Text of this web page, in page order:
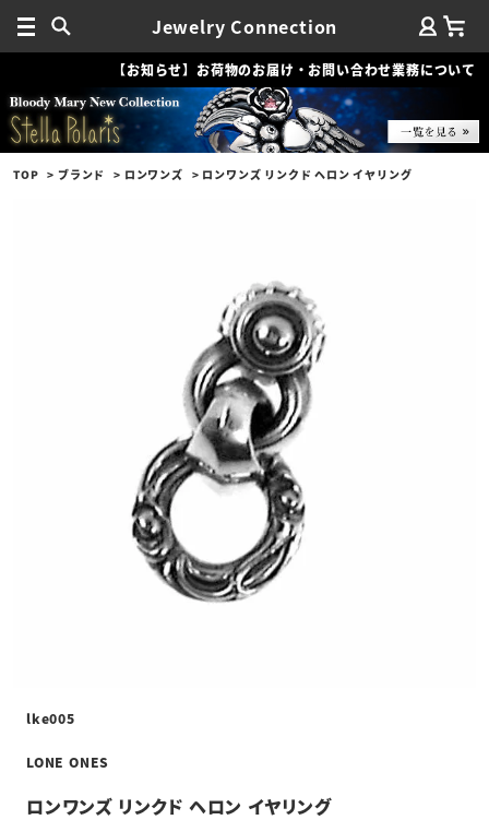
Jewelry Connection
【お知らせ】お荷物のお届け・お問い合わせ業務について
TOP ブランド ロンワンズ ロンワンズ リンクド ヘロン イヤリング
lke005
LONE ONES
ロンワンズ リンクド ヘロン イヤリング